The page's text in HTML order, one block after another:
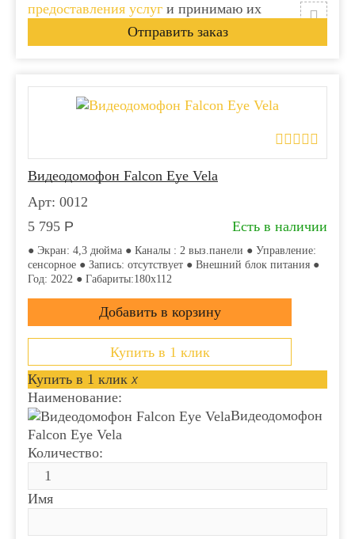
предоставления услуг и принимаю их
Видеодомофон Falcon Eye Vela
Арт: 0012
5 795 Р Есть в наличии
● Экран: 4,3 дюйма ● Каналы : 2 выз.панели ● Управление:
сенсорное ● Запись: отсутствует ● Внешний блок питания ●
Год: 2022 ● Габариты:180х112
Купить в 1 клик
Купить в 1 клик x
Наименование:
Видеодомофон
Falcon Eye Vela
Количество:
Имя